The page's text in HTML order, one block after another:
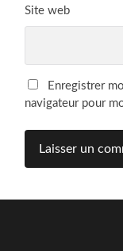
Site web
Enregistrer
navigateur pour